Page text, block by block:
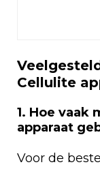
Cellulite
1. Hoe vaak
apparaat
Voor de